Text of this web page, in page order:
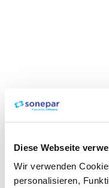
Diese Webseite
Wir verwenden
personalisieren,